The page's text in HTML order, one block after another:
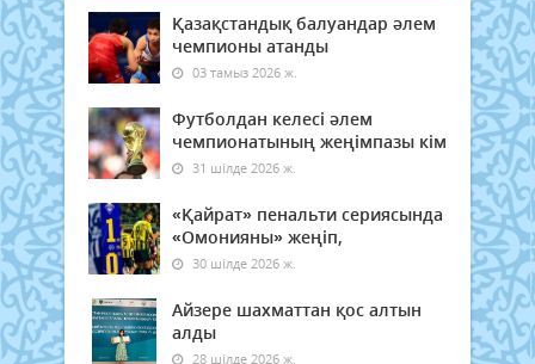
Қазақстандық балуандар әлем
чемпионы атанды
03 тамыз 2026 ж.
Футболдан келесі әлем
чемпионатының жеңімпазы кім
31 шілде 2026 ж.
«Қайрат» пенальти сериясында
«Омонияны» жеңіп,
30 шілде 2026 ж.
Айзере шахматтан қос алтын
алды
28 шілде 2026 ж.